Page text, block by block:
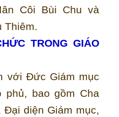
Côi Bùi Chu và
Thiêm.
TRONG GIÁO
với Đức Giám mục
phủ, bao gồm Cha
diện Giám mục,